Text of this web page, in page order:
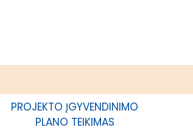
PROJEKTO ĮGYVENDINIMO
PLANO TEIKIMAS